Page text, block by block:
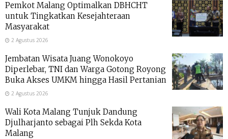
Pemkot Malang Optimalkan DBHCHT
untuk Tingkatkan Kesejahteraan
Masyarakat
2 Agustus 2026
Jembatan Wisata Juang Wonokoyo
Diperlebar, TNI dan Warga Gotong Royong
Buka Akses UMKM hingga Hasil Pertanian
2 Agustus 2026
Wali Kota Malang Tunjuk Dandung
Djulharjanto sebagai Plh Sekda Kota
Malang